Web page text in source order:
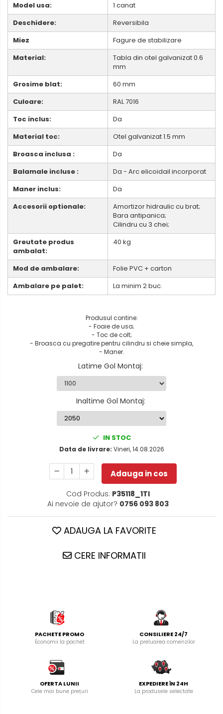
Model usa:
1 canat
Deschidere:
Reversibila
Miez
Fagure de stabilizare
Material:
Tabla din otel galvanizat 0.6
mm
Grosime blat:
60 mm
Culoare:
RAL 7016
Toc inclus:
Da
Material toc:
Otel galvanizat 1.5 mm
Broasca inclusa :
Da
Balamale incluse :
Da - Arc elicoidail incorporat
Maner inclus:
Da
Accesorii optionale:
Amortizor hidraulic cu brat;
Bara antipanica;
Cilindru cu 3 chei;
Greutate produs
ambalat:
40 kg
Mod de ambalare:
Folie PVC + carton
Ambalare pe palet:
La minim 2 buc.
Produsul contine:
- Foaie de usa;
- Toc de colt;
- Broasca cu pregatire pentru cilindru si cheie simpla,
- Maner.
Latime Gol Montaj:
Inaltime Gol Montaj:
IN STOC
Data de livrare: Vineri, 14.08.2026
Adauga in cos
Cod Produs: P35118_1TI
Ai nevoie de ajutor? 0756 093 803
ADAUGA LA FAVORITE
CERE INFORMATII
PACHETE PROMO
Economii la pachet
CONSILIERE 24/7
La preluarea comenzilor
OFERTA LUNII
Cele mai bune prețuri
EXPEDIERE ÎN 24H
La produsele selectate